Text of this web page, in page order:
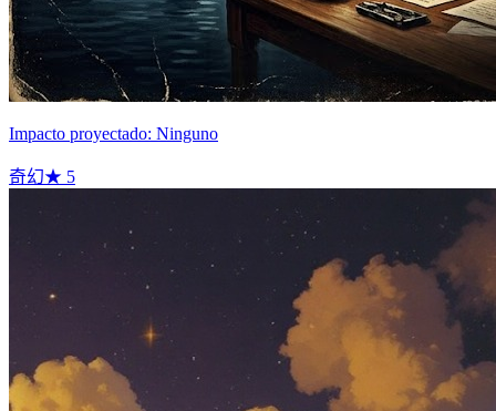
Impacto proyectado: Ninguno
奇幻★ 5